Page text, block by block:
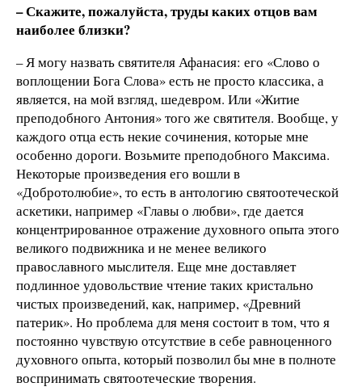
– Скажите, пожалуйста, труды каких отцов вам
наиболее близки?
– Я могу назвать святителя Афанасия: его «Слово о
воплощении Бога Слова» есть не просто классика, а
является, на мой взгляд, шедевром. Или «Житие
преподобного Антония» того же святителя. Вообще, у
каждого отца есть некие сочинения, которые мне
особенно дороги. Возьмите преподобного Максима.
Некоторые произведения его вошли в
«Добротолюбие», то есть в антологию святоотеческой
аскетики, например «Главы о любви», где дается
концентрированное отражение духовного опыта этого
великого подвижника и не менее великого
православного мыслителя. Еще мне доставляет
подлинное удовольствие чтение таких кристально
чистых произведений, как, например, «Древний
патерик». Но проблема для меня состоит в том, что я
постоянно чувствую отсутствие в себе равноценного
духовного опыта, который позволил бы мне в полноте
воспринимать святоотеческие творения.